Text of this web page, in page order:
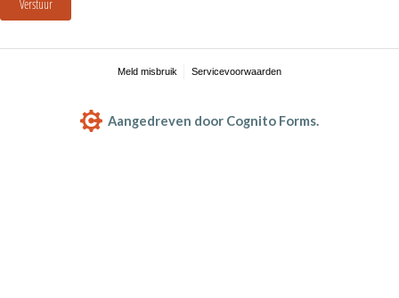
Verstuur
Meld misbruik Servicevoorwaarden
Aangedreven door Cognito Forms.